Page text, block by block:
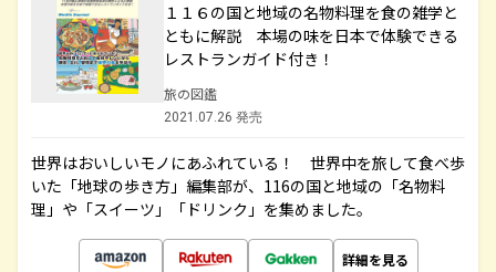
１１６の国と地域の名物料理を食の雑学と
ともに解説 本場の味を日本で体験できる
レストランガイド付き！
旅の図鑑
2021.07.26 発売
世界はおいしいモノにあふれている！ 世界中を旅して食べ歩
いた「地球の歩き方」編集部が、116の国と地域の「名物料
理」や「スイーツ」「ドリンク」を集めました。
詳細を見る